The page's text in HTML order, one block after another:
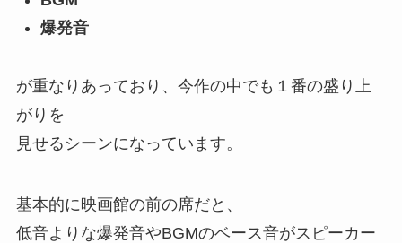
爆発音
が重なりあっており、今作の中でも１番の盛り上
がりを
見せるシーンになっています。
基本的に映画館の前の席だと、
低音よりな爆発音やBGMのベース音がスピーカー